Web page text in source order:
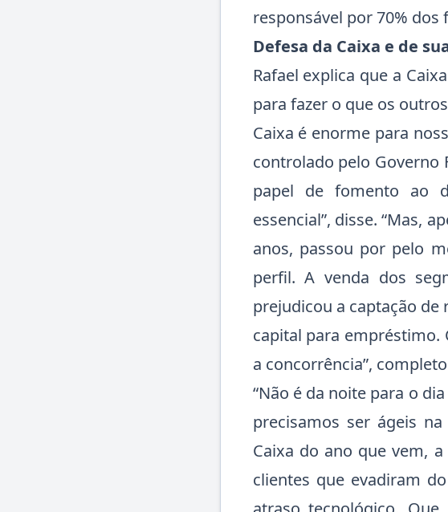
responsável por 70%
Defesa da Caixa e de
Rafael explica que a
para fazer o que os
Caixa é enorme para
controlado pelo Governo
papel de fomento ao
essencial”, disse. “Mas,
anos, passou por pelo
perfil. A venda dos
prejudicou a captação
capital para empréstimo.
a concorrência”,
“Não é da noite para o
precisamos ser ágeis
Caixa do ano que vem,
clientes que evadiram